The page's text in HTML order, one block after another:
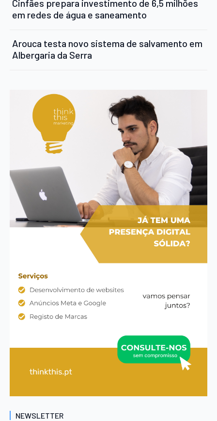
Cinfães prepara investimento de 6,5 milhões
em redes de água e saneamento
Arouca testa novo sistema de salvamento em
Albergaria da Serra
NEWSLETTER